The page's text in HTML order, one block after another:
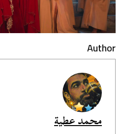
Author
محمد عطية